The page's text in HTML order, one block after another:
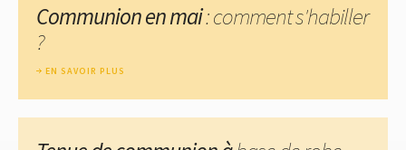
Communion en mai: comment s'habiller
?
EN SAVOIR PLUS